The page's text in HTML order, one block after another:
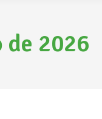
de 2026